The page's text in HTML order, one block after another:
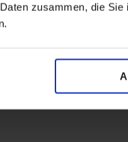
zusammen, die